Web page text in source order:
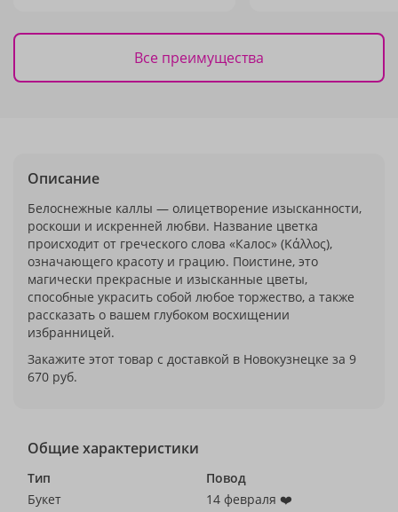
Все преимущества
Описание
Белоснежные каллы — олицетворение изысканности,
роскоши и искренней любви. Название цветка
происходит от греческого слова «Калос» (Κάλλος),
означающего красоту и грацию. Поистине, это
магически прекрасные и изысканные цветы,
способные украсить собой любое торжество, а также
рассказать о вашем глубоком восхищении
избранницей.
Закажите этот товар с доставкой в Новокузнецке за 9
670 руб.
Общие характеристики
Тип
Букет
Повод
14 февраля ❤️